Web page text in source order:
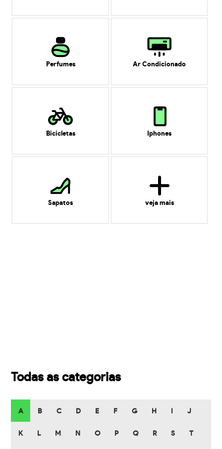
Perfumes Ar Condicionado
Bicicletas Iphones
Sapatos veja mais
Todas as categorias
A B C D E F G H J
K L M N O P Q R S T